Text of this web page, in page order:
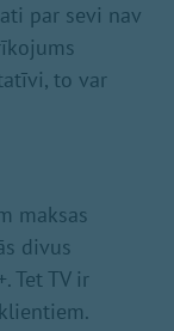
par sevi nav
to var
maksas
divus
Tet TV ir